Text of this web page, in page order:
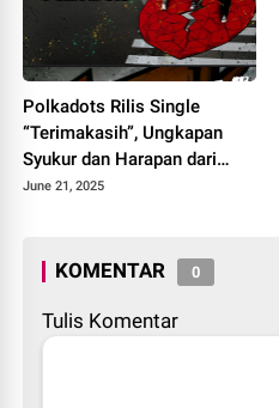
Polkadots Rilis Single
“Terimakasih”, Ungkapan
Syukur dan Harapan dari
Album Heartbreak Analogy
June 21, 2025
KOMENTAR 0
Tulis Komentar